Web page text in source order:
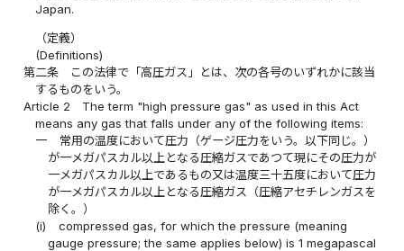
Japan.
（定義）
(Definitions)
第二条
この法律で「高圧ガス」とは、次の各号のいずれかに該当
するものをいう。
Article 2
The term "high pressure gas" as used in this Act
means any gas that falls under any of the following items:
一
常用の温度において圧力（ゲージ圧力をいう。以下同じ。）
が一メガパスカル以上となる圧縮ガスであつて現にその圧力が
一メガパスカル以上であるもの又は温度三十五度において圧力
が一メガパスカル以上となる圧縮ガス（圧縮アセチレンガスを
除く。）
(i)
compressed gas, for which the pressure (meaning
gauge pressure; the same applies below) is 1 megapascal